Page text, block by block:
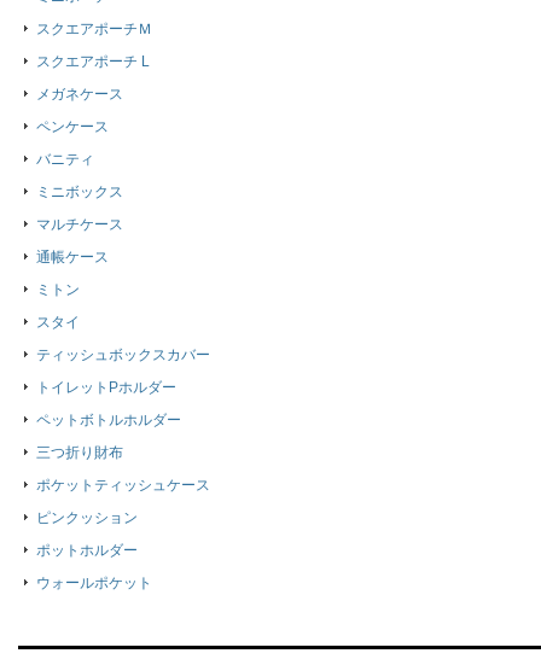
スクエアポーチＭ
スクエアポーチ L
メガネケース
ペンケース
バニティ
ミニボックス
マルチケース
通帳ケース
ミトン
スタイ
ティッシュボックスカバー
トイレットPホルダー
ペットボトルホルダー
三つ折り財布
ポケットティッシュケース
ピンクッション
ポットホルダー
ウォールポケット